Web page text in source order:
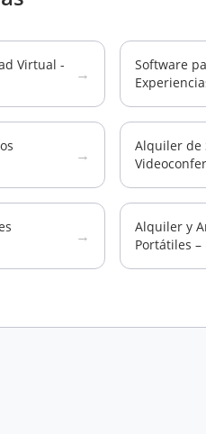
Virtual -
→
Software
→
Alquiler de
→
Alquiler y
Portátiles –